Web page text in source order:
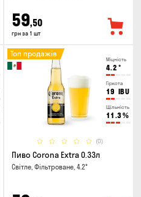
59,50
грн за 1 шт
Міцність
4.2 °
Гіркота
19 IBU
Щільність
11.3%
(0)
Топ продажів
Пиво Corona Extra 0.33л
Світле, Фільтроване, 4.2°